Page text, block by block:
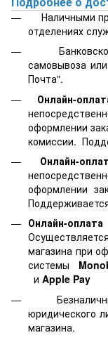
Наличными
отделениях
самовывоза
Почта".
Онлайн-
оформлении
комиссии.
Онлайн-
оформлении
Онлайн-
магазина при
системы
и Apple Pay
юридического
магазина.